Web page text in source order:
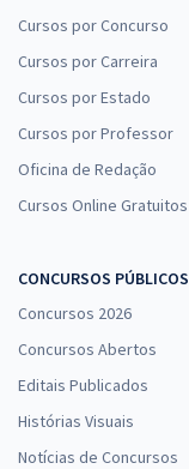
Cursos por Concurso
Cursos por Carreira
Cursos por Estado
Cursos por Professor
Oficina de Redação
Cursos Online Gratuitos
CONCURSOS PÚBLICOS
Concursos 2026
Concursos Abertos
Editais Publicados
Histórias Visuais
Notícias de Concursos